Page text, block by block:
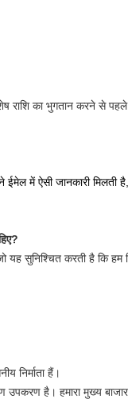
राशि का भुगतान करने से
में ऐसी जानकारी मिलती
सुनिश्चित करती है कि हम
निर्माता हैं।
उपकरण है। हमारा मुख्य